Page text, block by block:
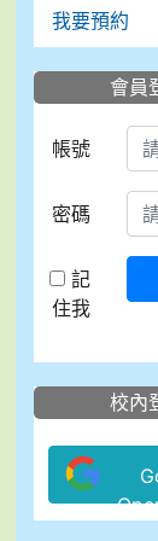
我要預約
會員
帳號
密碼
記
住我
校內